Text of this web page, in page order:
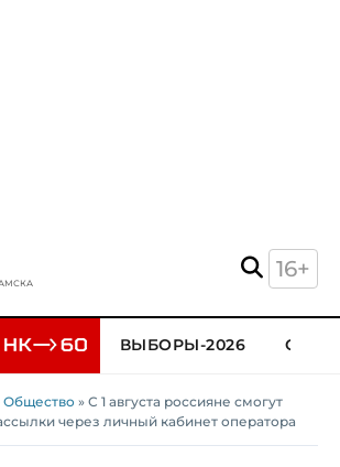
16+
ВЫБОРЫ-2026
Общество » С 1 августа россияне смогут
через личный кабинет оператора